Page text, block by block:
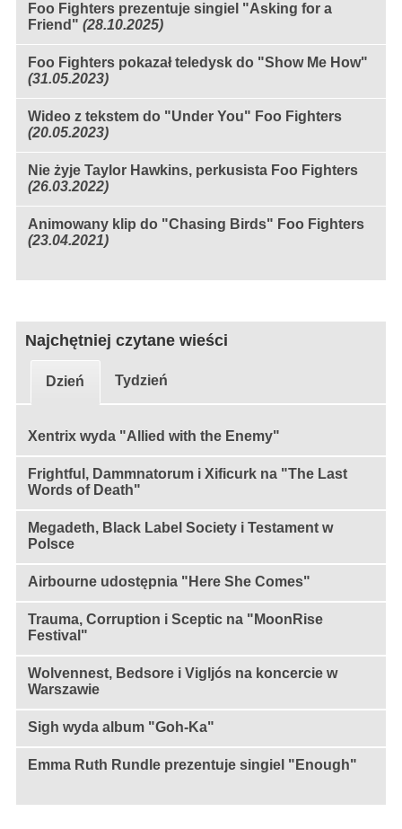
Foo Fighters prezentuje singiel "Asking for a
Friend" (28.10.2025)
Foo Fighters pokazał teledysk do "Show Me How"
(31.05.2023)
Wideo z tekstem do "Under You" Foo Fighters
(20.05.2023)
Nie żyje Taylor Hawkins, perkusista Foo Fighters
(26.03.2022)
Animowany klip do "Chasing Birds" Foo Fighters
(23.04.2021)
Najchętniej czytane wieści
Dzień Tydzień
Xentrix wyda "Allied with the Enemy"
Frightful, Dammnatorum i Xificurk na "The Last
Words of Death"
Megadeth, Black Label Society i Testament w
Polsce
Airbourne udostępnia "Here She Comes"
Trauma, Corruption i Sceptic na "MoonRise
Festival"
Wolvennest, Bedsore i Vigljós na koncercie w
Warszawie
Sigh wyda album "Goh-Ka"
Emma Ruth Rundle prezentuje singiel "Enough"